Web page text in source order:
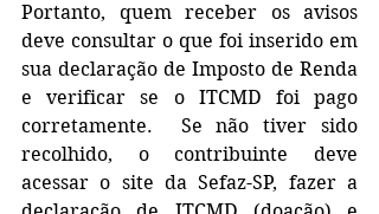
Portanto, quem receber os avisos
deve consultar o que foi inserido em
sua declaração de Imposto de Renda
e verificar se o ITCMD foi pago
corretamente.  Se não tiver sido
recolhido, o contribuinte deve
acessar o site da Sefaz-SP, fazer a